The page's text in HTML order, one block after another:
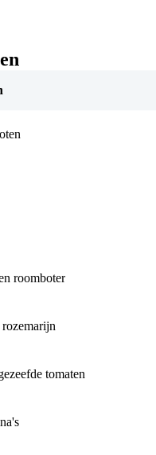
roomboter
tomaten